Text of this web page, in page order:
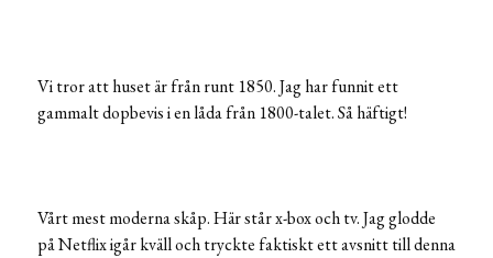
Vi tror att huset är från runt 1850. Jag har funnit ett
gammalt dopbevis i en låda från 1800-talet. Så häftigt!
Vårt mest moderna skåp. Här står x-box och tv. Jag glodde
på Netflix igår kväll och tryckte faktiskt ett avsnitt till denna